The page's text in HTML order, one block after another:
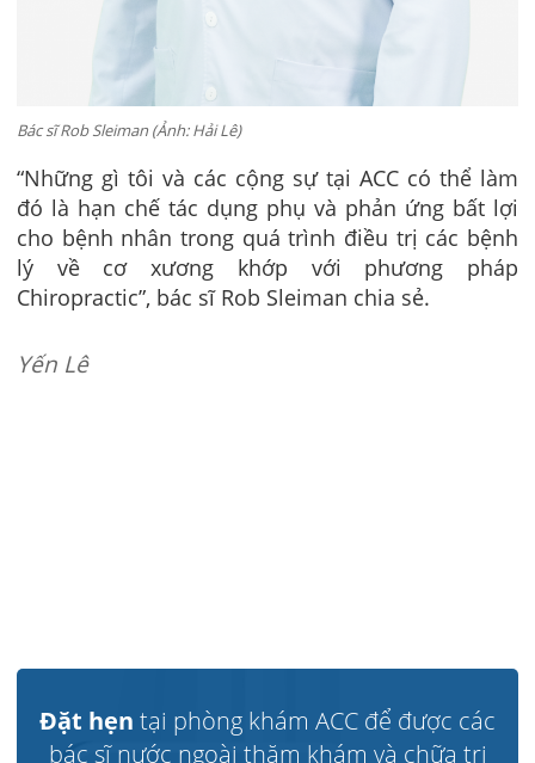
Bác sĩ Rob Sleiman (Ảnh: Hải Lê)
“Những gì tôi và các cộng sự tại ACC có thể làm
đó là hạn chế tác dụng phụ và phản ứng bất lợi
cho bệnh nhân trong quá trình điều trị các bệnh
lý về cơ xương khớp với phương pháp
Chiropractic”, bác sĩ Rob Sleiman chia sẻ.
Yến Lê
Đặt hẹn tại phòng khám ACC để được các
bác sĩ nước ngoài thăm khám và chữa trị